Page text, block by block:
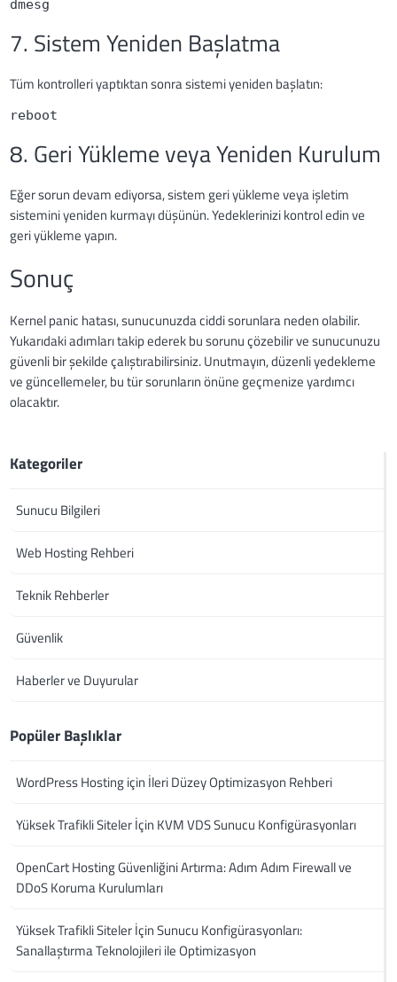
dmesg
7. Sistem Yeniden Başlatma
Tüm kontrolleri yaptıktan sonra sistemi yeniden başlatın:
reboot
8. Geri Yükleme veya Yeniden Kurulum
Eğer sorun devam ediyorsa, sistem geri yükleme veya işletim
sistemini yeniden kurmayı düşünün. Yedeklerinizi kontrol edin ve
geri yükleme yapın.
Sonuç
Kernel panic hatası, sunucunuzda ciddi sorunlara neden olabilir.
Yukarıdaki adımları takip ederek bu sorunu çözebilir ve sunucunuzu
güvenli bir şekilde çalıştırabilirsiniz. Unutmayın, düzenli yedekleme
ve güncellemeler, bu tür sorunların önüne geçmenize yardımcı
olacaktır.
Kategoriler
Sunucu Bilgileri
Web Hosting Rehberi
Teknik Rehberler
Güvenlik
Haberler ve Duyurular
Popüler Başlıklar
WordPress Hosting için İleri Düzey Optimizasyon Rehberi
Yüksek Trafikli Siteler İçin KVM VDS Sunucu Konfigürasyonları
OpenCart Hosting Güvenliğini Artırma: Adım Adım Firewall ve
DDoS Koruma Kurulumları
Yüksek Trafikli Siteler İçin Sunucu Konfigürasyonları:
Sanallaştırma Teknolojileri ile Optimizasyon